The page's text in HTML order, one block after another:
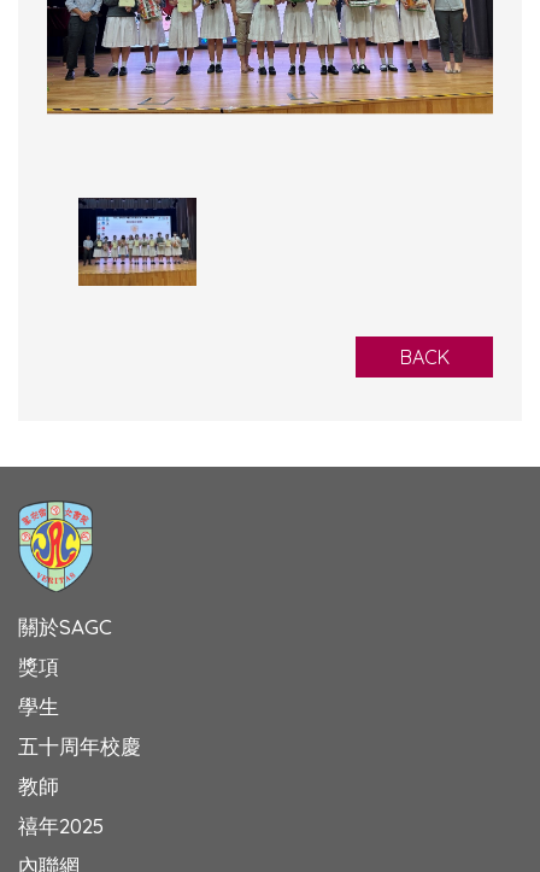
BACK
關於SAGC
獎項
學生
五十周年校慶
教師
禧年2025
內聯網